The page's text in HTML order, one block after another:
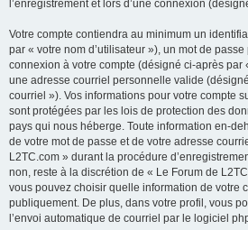
l’enregistrement et lors d’une connexion
Votre compte contiendra au minimum un
par « votre nom d’utilisateur »), un mot de
connexion à votre compte (désigné ci-après par
une adresse courriel personnelle valide
courriel »). Vos informations pour votre compte
sont protégées par les lois de protection des
pays qui nous héberge. Toute information en-
de votre mot de passe et de votre adresse
L2TC.com » durant la procédure
non, reste à la discrétion de « Le Forum de
vous pouvez choisir quelle information de votre
publiquement. De plus, dans votre profil, vous
l’envoi automatique de courriel par le logiciel